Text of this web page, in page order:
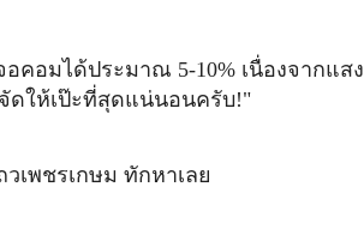
คอมได้ประมาณ 5-10% เนื่องจากแสง
ดให้เป๊ะที่สุดแน่นอนครับ!"
เพชรเกษม ทักหาเลย